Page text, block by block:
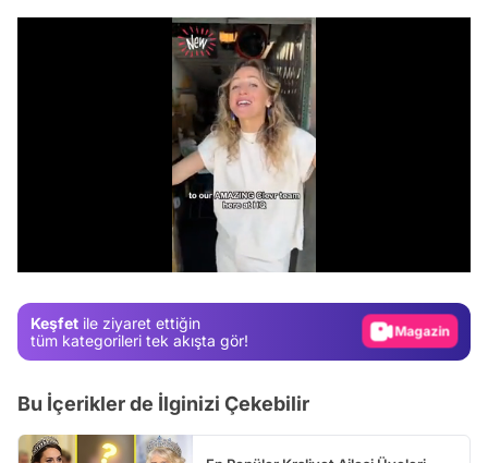
Keşfet ile ziyaret ettiğin
tüm kategorileri tek akışta gör!
Video
Bu İçerikler de İlginizi Çekebilir